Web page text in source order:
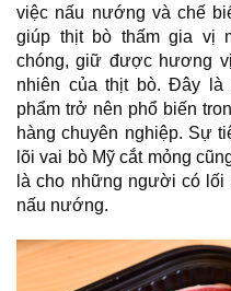
việc nấu nướng và chế
giúp thịt bò thấm gia vị
chóng, giữ được hương
nhiên của thịt bò. Đây là
phẩm trở nên phổ biến
hàng chuyên nghiệp. Sự
lõi vai bò Mỹ cắt mỏng
là cho những người có
nấu nướng.